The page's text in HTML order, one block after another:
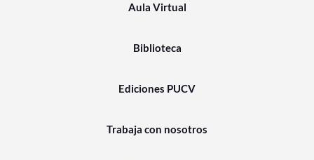
Aula Virtual
Biblioteca
Ediciones PUCV
Trabaja con nosotros